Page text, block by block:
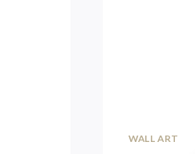
WALL ART